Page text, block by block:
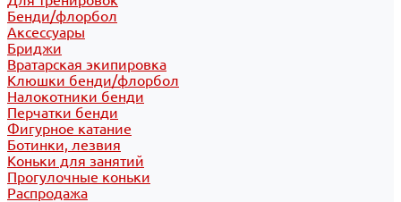
Бенди/флорбол
Аксессуары
Бриджи
Вратарская экипировка
Клюшки бенди/флорбол
Налокотники бенди
Перчатки бенди
Фигурное катание
Ботинки, лезвия
Коньки для занятий
Прогулочные коньки
Распродажа